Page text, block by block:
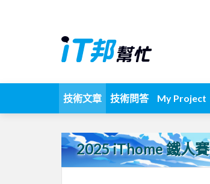
技術文章 技術問答 My Project
2025 iThome 鐵人賽